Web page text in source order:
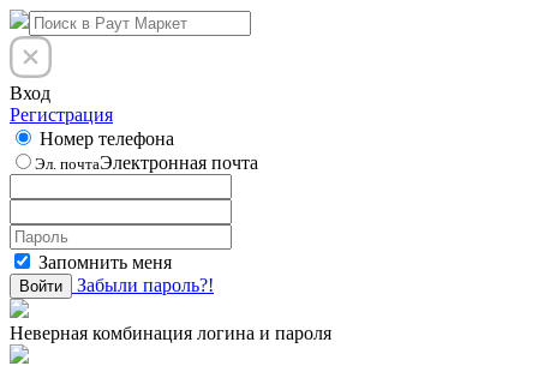
Вход
Регистрация
Номер телефона
Эл. почтаЭлектронная почта
Запомнить меня
Войти Забыли пароль?!
Неверная комбинация логина и пароля